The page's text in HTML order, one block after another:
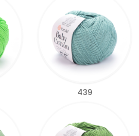
439